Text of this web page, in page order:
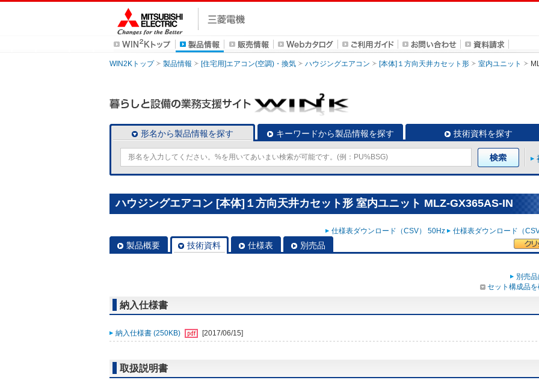
WIN2Kトップ 製品情報 [住宅用]エアコン(空調)・換気 ハウジングエアコン [本体]１方向天井カセット形 室内ユニット
形名から製品情報を探す キーワードから製品情報を探す 技術資料を探す
ハウジングエアコン [本体]１方向天井カセット形 室内ユニット MLZ-GX365AS-IN
仕様表ダウンロード（CSV） 50Hz 仕様表ダウンロード（
製品概要 技術資料 仕様表 別売品
別売
セット構成品
納入仕様書
納入仕様書 (250KB) [2017/06/15]
取扱説明書